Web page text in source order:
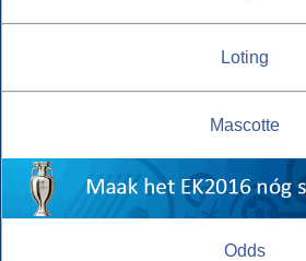
Loting
Mascotte
Odds